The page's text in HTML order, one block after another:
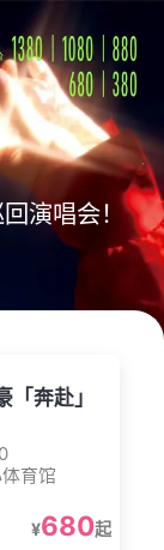
演唱会！
「奔赴」
育馆
¥680起